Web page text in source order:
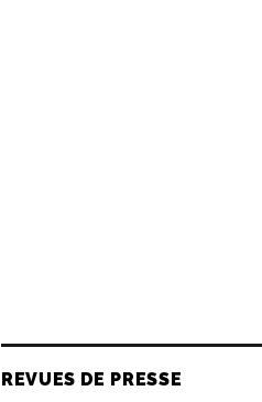
REVUES DE PRESSE